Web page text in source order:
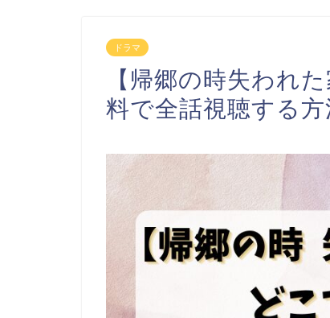
ドラマ
【帰郷の時失われ
料で全話視聴する方